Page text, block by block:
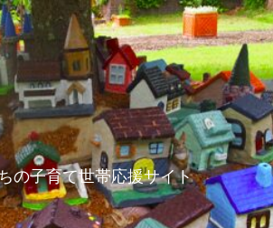
の子育て世帯応援サイト